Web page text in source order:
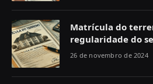
Matrícula do
regularidade do
26 de novembro de 2024